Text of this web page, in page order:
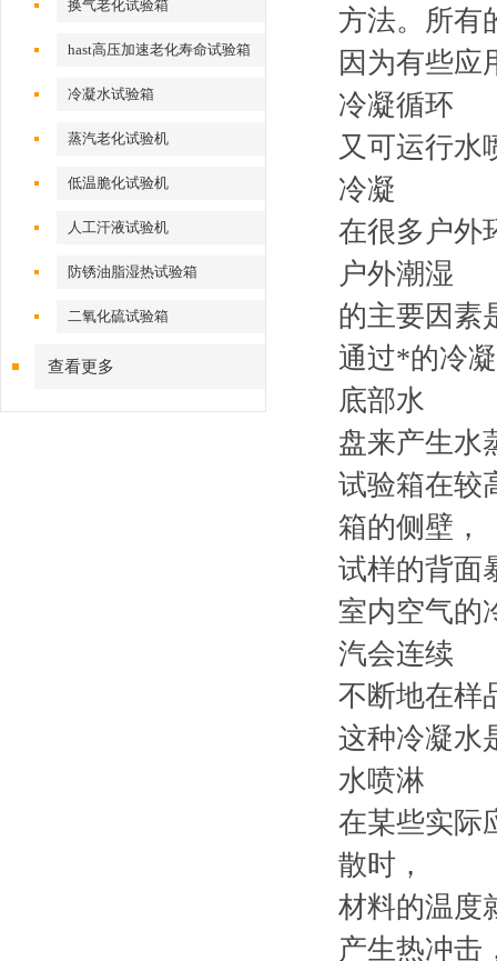
换气老化试验箱
hast高压加速老化寿命试验箱
冷凝水试验箱
蒸汽老化试验机
低温脆化试验机
人工汗液试验机
防锈油脂湿热试验箱
二氧化硫试验箱
查看更多
方法。所有
因为有些应
冷凝循环
又可运行水
冷凝
在很多户外
户外潮湿
的主要因素
通过*的冷
底部水
盘来产生水
试验箱在较
箱的侧壁，
试样的背面
室内空气的
汽会连续
不断地在样
这种冷凝水
水喷淋
在某些实际
散时，
材料的温度
产生热冲击